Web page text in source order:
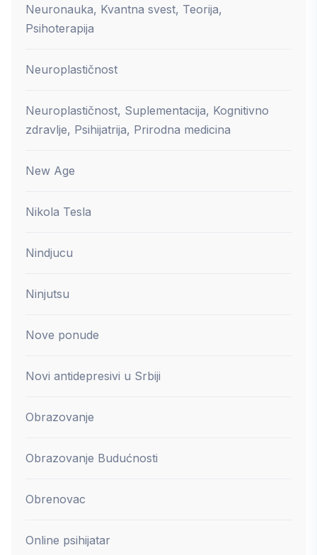
Neuronauka, Kvantna svest, Teorija,
Psihoterapija
Neuroplastičnost
Neuroplastičnost, Suplementacija, Kognitivno
zdravlje, Psihijatrija, Prirodna medicina
New Age
Nikola Tesla
Nindjucu
Ninjutsu
Nove ponude
Novi antidepresivi u Srbiji
Obrazovanje
Obrazovanje Budućnosti
Obrenovac
Online psihijatar